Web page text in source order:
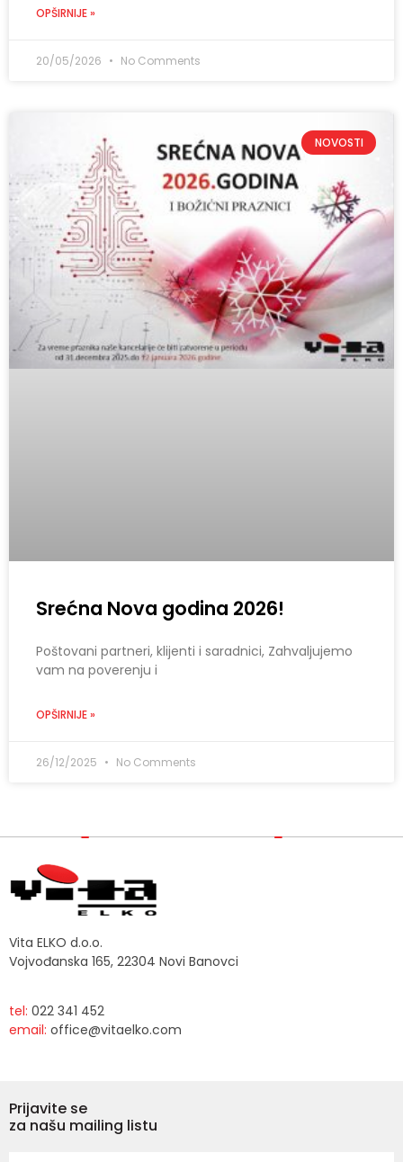
OPŠIRNIJE »
20/05/2026 No Comments
NOVOSTI
Srećna Nova godina 2026!
Poštovani partneri, klijenti i saradnici, Zahvaljujemo
vam na poverenju i
OPŠIRNIJE »
26/12/2025 No Comments
Vita ELKO d.o.o.
Vojvođanska 165, 22304 Novi Banovci
tel: 022 341 452
email: office@vitaelko.com
Prijavite se
za našu mailing listu